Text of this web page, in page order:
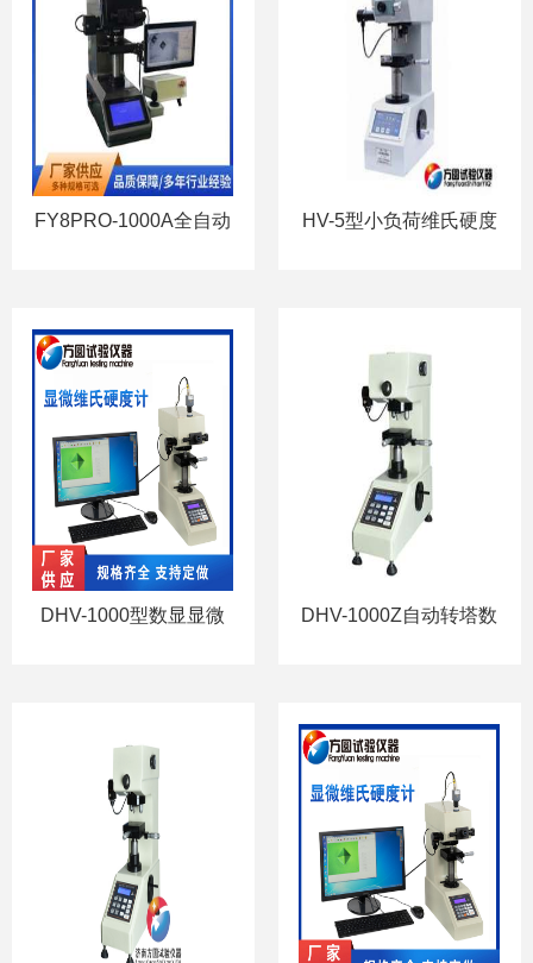
FY8PRO-1000A全自动
HV-5型小负荷维氏硬度
DHV-1000型数显显微
DHV-1000Z自动转塔数